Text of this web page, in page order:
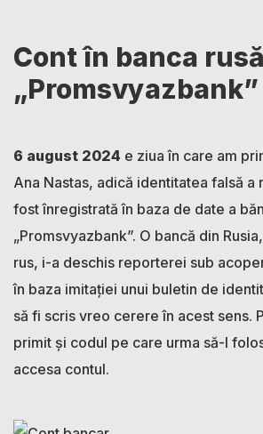
Cont în banca rusă
„Promsvyazbank”
6 august 2024 e ziua în care am
Ana Nastas, adică identitatea falsă a
fost înregistrată în baza de date a
„Promsvyazbank”. O bancă din
rus, i-a deschis reporterei sub
în baza imitației unui buletin de
să fi scris vreo cerere în acest sens.
primit și codul pe care urma să-l
accesa contul.